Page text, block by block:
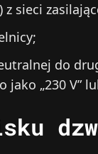
sieci
do
„230 V”